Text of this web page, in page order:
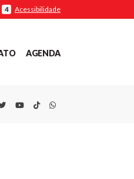
4 Acessibilidade
AGENDA
TwitterYoutube
TikTokWhatsapp